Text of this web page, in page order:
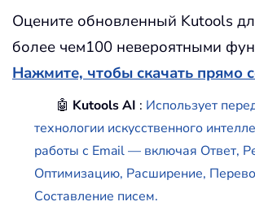
Оцените обновленный Kutools
более чем100 невероятными
Нажмите, чтобы скачать прямо
🤖 Kutools AI : Использует
технологии искусственного
работы с Email — включая Ответ,
Оптимизацию, Расширение,
Составление писем.